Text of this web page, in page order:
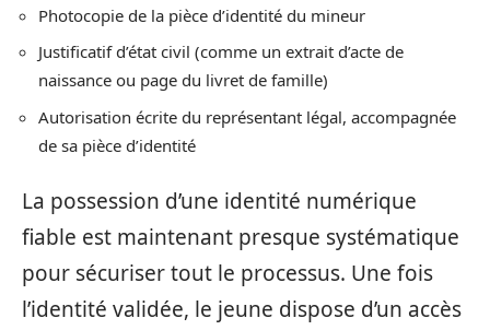
Photocopie de la pièce d’identité du mineur
Justificatif d’état civil (comme un extrait d’acte de
naissance ou page du livret de famille)
Autorisation écrite du représentant légal, accompagnée
de sa pièce d’identité
La possession d’une identité numérique
fiable est maintenant presque systématique
pour sécuriser tout le processus. Une fois
l’identité validée, le jeune dispose d’un accès